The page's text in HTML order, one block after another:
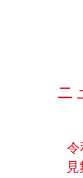
ニ
令